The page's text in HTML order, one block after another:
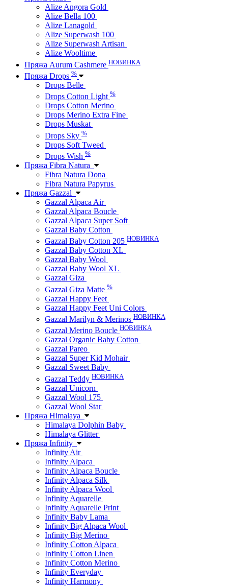
Alize Angora Gold
Alize Bella 100
Alize Lanagold
Alize Superwash 100
Alize Superwash Artisan
Alize Wooltime
Пряжа Aurum Cashmere НОВИНКА
Пряжа Drops %
Drops Belle
Drops Cotton Light %
Drops Cotton Merino
Drops Merino Extra Fine
Drops Muskat
Drops Sky %
Drops Soft Tweed
Drops Wish %
Пряжа Fibra Natura
Fibra Natura Dona
Fibra Natura Papyrus
Пряжа Gazzal
Gazzal Alpaca Air
Gazzal Alpaca Boucle
Gazzal Alpaca Super Soft
Gazzal Baby Cotton
Gazzal Baby Cotton 205 НОВИНКА
Gazzal Baby Cotton XL
Gazzal Baby Wool
Gazzal Baby Wool XL
Gazzal Giza
Gazzal Giza Matte %
Gazzal Happy Feet
Gazzal Happy Feet Uni Colors
Gazzal Marilyn & Merinos НОВИНКА
Gazzal Merino Boucle НОВИНКА
Gazzal Organic Baby Cotton
Gazzal Pareo
Gazzal Super Kid Mohair
Gazzal Sweet Baby
Gazzal Teddy НОВИНКА
Gazzal Unicorn
Gazzal Wool 175
Gazzal Wool Star
Пряжа Himalaya
Himalaya Dolphin Baby
Himalaya Glitter
Пряжа Infinity
Infinity Air
Infinity Alpaca
Infinity Alpaca Boucle
Infinity Alpaca Silk
Infinity Alpaca Wool
Infinity Aquarelle
Infinity Aquarelle Print
Infinity Baby Lama
Infinity Big Alpaca Wool
Infinity Big Merino
Infinity Cotton Alpaca
Infinity Cotton Linen
Infinity Cotton Merino
Infinity Everyday
Infinity Harmony